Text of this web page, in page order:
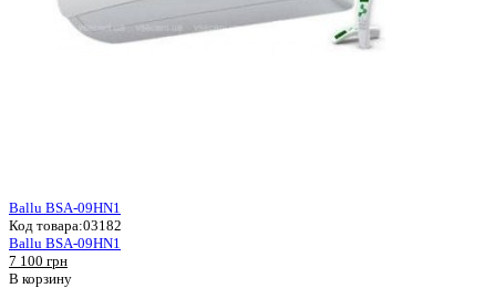
Ballu BSA-09HN1
Код товара:03182
Ballu BSA-09HN1
7 100 грн
В корзину